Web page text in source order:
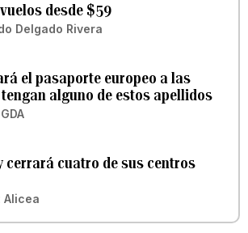
desde $59
Delgado Rivera
el pasaporte europeo a las
alguno de estos apellidos
cerrará cuatro de sus centros
Alicea